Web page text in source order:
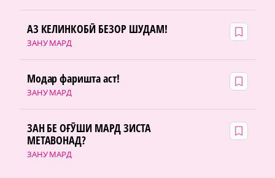
ЗАНУ МАРД
АЗ КЕЛИНКОБӢ БЕЗОР ШУДАМ!
ЗАНУ МАРД
Модар фаришта аст!
ЗАНУ МАРД
ЗАН БЕ ОҒӮШИ МАРД ЗИСТА
МЕТАВОНАД?